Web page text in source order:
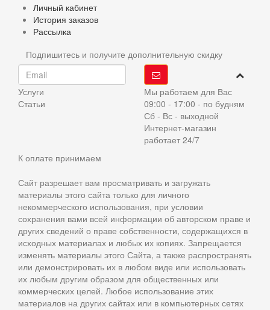
Личный кабинет
История заказов
Рассылка
Подпишитесь и получите дополнительную скидку
Услуги
Статьи
Мы работаем для Вас
09:00 - 17:00 - по будням
Сб - Вс - выходной
Интернет-магазин
работает 24/7
К оплате принимаем
Сайт разрешает вам просматривать и загружать
материалы этого сайта только для личного
некоммерческого использования, при условии
сохранения вами всей информации об авторском праве и
других сведений о праве собственности, содержащихся в
исходных материалах и любых их копиях. Запрещается
изменять материалы этого Сайта, а также распространять
или демонстрировать их в любом виде или использовать
их любым другим образом для общественных или
коммерческих целей. Любое использование этих
материалов на других сайтах или в компьютерных сетях